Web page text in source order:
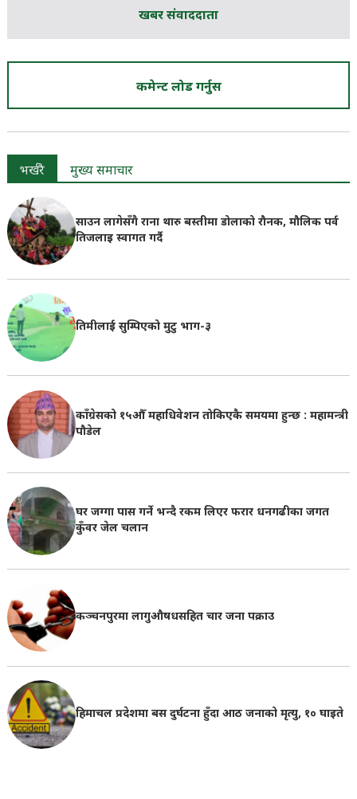
खबर संवाददाता
कमेन्ट लोड गर्नुस
भर्खरै मुख्य समाचार
साउन लागेसँगै राना थारु बस्तीमा डोलाको रौनक, मौलिक पर्व
तिजलाइ स्वागत गर्दै
तिमीलाई सुम्पिएको मुटु भाग-३
काँग्रेसको १५औँ महाधिवेशन तोकिएकै समयमा हुन्छ : महामन्त्री
पौडेल
घर जग्गा पास गर्ने भन्दै रकम लिएर फरार धनगढीका जगत
कुँवर जेल चलान
कञ्चनपुरमा लागुऔषधसहित चार जना पक्राउ
हिमाचल प्रदेशमा बस दुर्घटना हुँदा आठ जनाको मृत्यु, १० घाइते